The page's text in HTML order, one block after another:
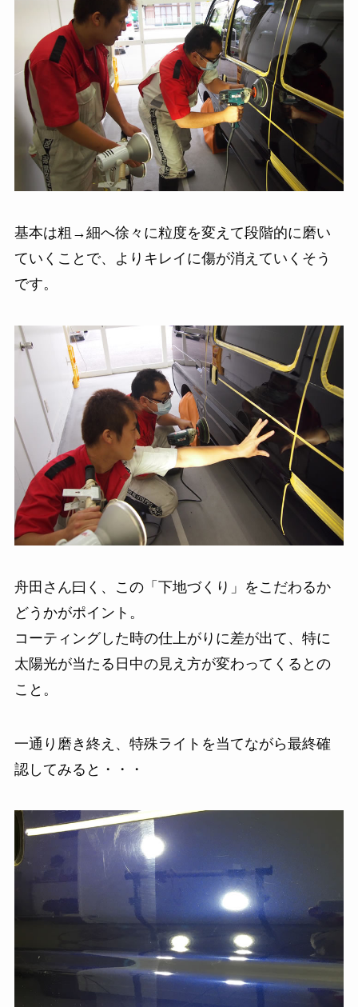
基本は粗→細へ徐々に粒度を変えて段階的に磨い
ていくことで、よりキレイに傷が消えていくそう
です。
舟田さん曰く、この「下地づくり」をこだわるか
どうかがポイント。
コーティングした時の仕上がりに差が出て、特に
太陽光が当たる日中の見え方が変わってくるとの
こと。
一通り磨き終え、特殊ライトを当てながら最終確
認してみると・・・